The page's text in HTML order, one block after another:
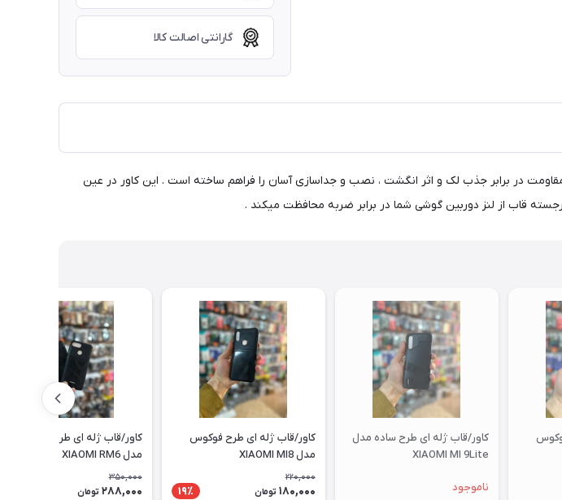
گارانتی اصالت کالا
در برابر جذب لک و اثر انگشت ، نصب و جداسازی آسان را فراهم ساخته است . این کاور در عین
قاب از لنز دوربین گوشی شما در برابر ضربه محافظت میکند .
کاور/قاب ژله ای طرح ساده مدل
XIAOMI MI 9Lite
ناموجود
کاور/قاب ژله ای طرح فوکوس
مدل XIAOMI MI8
220,000
180,000 تومان 19٪
کاور/قاب ژله ای طرح فوکوس
مدل XIAOMI RM6
350,000
288,000 تومان